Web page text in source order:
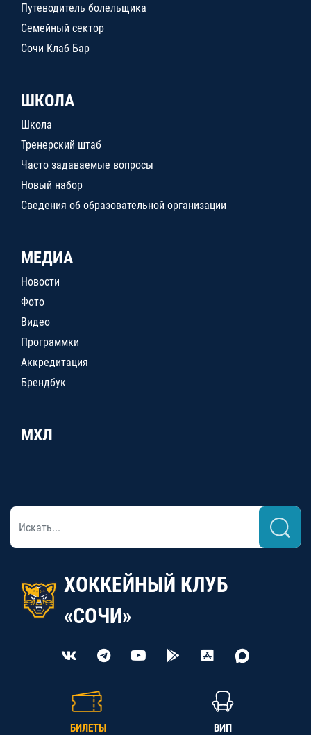
Путеводитель болельщика
Семейный сектор
Сочи Клаб Бар
ШКОЛА
Школа
Тренерский штаб
Часто задаваемые вопросы
Новый набор
Сведения об образовательной организации
МЕДИА
Новости
Фото
Видео
Программки
Аккредитация
Брендбук
МХЛ
ХОККЕЙНЫЙ КЛУБ
«СОЧИ»
БИЛЕТЫ ВИП